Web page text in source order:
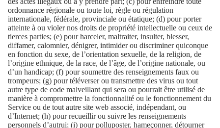
ordonnance régionale ou toute loi, règle ou régulation
internationale, fédérale, provinciale ou étatique; (d) pour porter
atteinte à ou violer nos droits de propriété intellectuelle ou ceux de
tierces parties; (e) pour harceler, maltraiter, insulter, blesser,
diffamer, calomnier, dénigrer, intimider ou discriminer quiconque
en fonction du sexe, de l’orientation sexuelle, de la religion, de
l’origine ethnique, de la race, de l’âge, de l’origine nationale, ou
d’un handicap; (f) pour soumettre des renseignements faux ou
trompeurs; (g) pour téléverser ou transmettre des virus ou tout
autre type de code malveillant qui sera ou pourrait être utilisé de
manière à compromettre la fonctionnalité ou le fonctionnement du
Service ou de tout autre site web associé, indépendant, ou
d’Internet; (h) pour recueillir ou suivre les renseignements
personnels d’autrui; (i) pour polluposter, hameçonner, détourner